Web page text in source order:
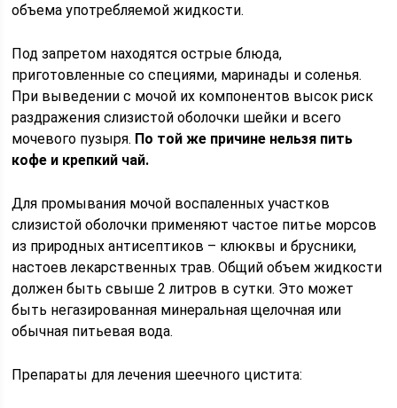
объема употребляемой жидкости.
Под запретом находятся острые блюда,
приготовленные со специями, маринады и соленья.
При выведении с мочой их компонентов высок риск
раздражения слизистой оболочки шейки и всего
мочевого пузыря. По той же причине нельзя пить
кофе и крепкий чай.
Для промывания мочой воспаленных участков
слизистой оболочки применяют частое питье морсов
из природных антисептиков – клюквы и брусники,
настоев лекарственных трав. Общий объем жидкости
должен быть свыше 2 литров в сутки. Это может
быть негазированная минеральная щелочная или
обычная питьевая вода.
Препараты для лечения шеечного цистита: